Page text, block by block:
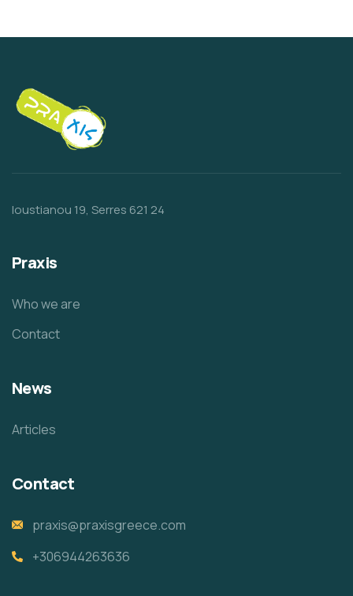
Ioustianou 19, Serres 621 24
Praxis
Who we are
Contact
News
Articles
Contact
praxis@praxisgreece.com
+306944263636